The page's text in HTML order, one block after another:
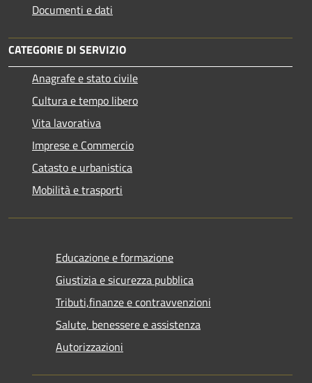
Documenti e dati
CATEGORIE DI SERVIZIO
Anagrafe e stato civile
Cultura e tempo libero
Vita lavorativa
Imprese e Commercio
Catasto e urbanistica
Mobilità e trasporti
Educazione e formazione
Giustizia e sicurezza pubblica
Tributi,finanze e contravvenzioni
Salute, benessere e assistenza
Autorizzazioni